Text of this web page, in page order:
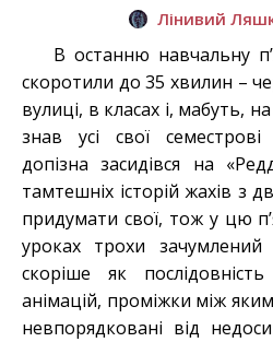
Лінивий
В останню навчальну
скоротили до 35 хвилин –
вулиці, в класах і, мабуть,
знав усі свої
допізна засидівся на
тамтешніх історій жахів з
придумати свої, тож у цю
уроках трохи зачумлений
скоріше як
анімацій, проміжки між
невпорядковані від